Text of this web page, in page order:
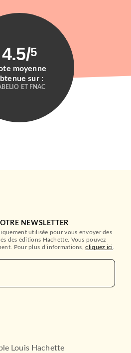
jour
4.5/5
moyenne
sur :
ET FNAC
NEWSLETTER
utilisée pour vous envoyer des
des éditions Hachette. Vous pouvez
Pour plus d’informations,cliquez ici
Louis Hachette